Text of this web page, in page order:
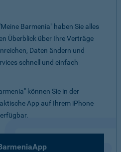
Barmenia" haben Sie alles
Überblick über Ihre Verträge
Daten ändern und
schnell und einfach
können Sie in der
App auf Ihrem iPhone